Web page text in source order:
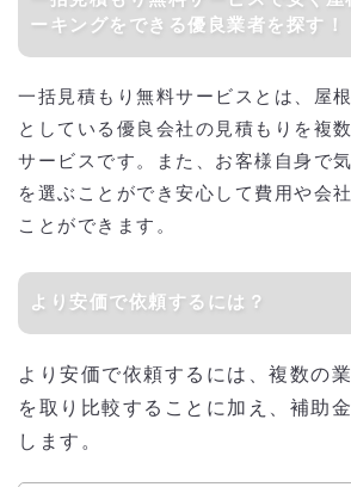
ーキングをできる優良業者を探す！
一括見積もり無料サービスとは、屋
としている優良会社の見積もりを複
サービスです。また、お客様自身で
を選ぶことができ安心して費用や会
ことができます。
より安価で依頼するには？
より安価で依頼するには、複数の
を取り比較することに加え、補助
します。